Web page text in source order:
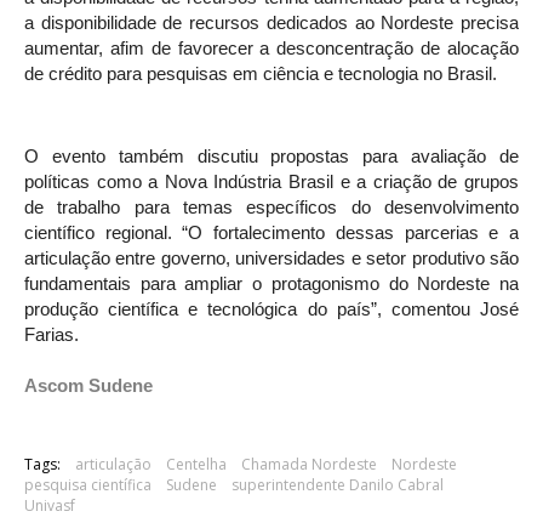
a disponibilidade de recursos dedicados ao Nordeste precisa
aumentar, afim de favorecer a desconcentração de alocação
de crédito para pesquisas em ciência e tecnologia no Brasil.
O evento também discutiu propostas para avaliação de
políticas como a Nova Indústria Brasil e a criação de grupos
de trabalho para temas específicos do desenvolvimento
científico regional. “O fortalecimento dessas parcerias e a
articulação entre governo, universidades e setor produtivo são
fundamentais para ampliar o protagonismo do Nordeste na
produção científica e tecnológica do país”, comentou José
Farias.
Ascom Sudene
Tags: articulação Centelha Chamada Nordeste
Nordeste
pesquisa científica
Sudene
superintendente Danilo Cabral
Univasf